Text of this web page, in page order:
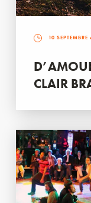
10
CLAIR